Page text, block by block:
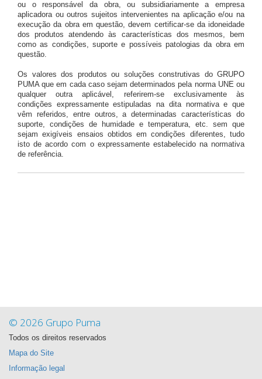
ou o responsável da obra, ou subsidiariamente a empresa
aplicadora ou outros sujeitos intervenientes na aplicação e/ou na
execução da obra em questão, devem certificar-se da idoneidade
dos produtos atendendo às características dos mesmos, bem
como as condições, suporte e possíveis patologias da obra em
questão.
Os valores dos produtos ou soluções construtivas do GRUPO
PUMA que em cada caso sejam determinados pela norma UNE ou
qualquer outra aplicável, referirem-se exclusivamente às
condições expressamente estipuladas na dita normativa e que
vêm referidos, entre outros, a determinadas características do
suporte, condições de humidade e temperatura, etc. sem que
sejam exigíveis ensaios obtidos em condições diferentes, tudo
isto de acordo com o expressamente estabelecido na normativa
de referência.
© 2026 Grupo Puma
Todos os direitos reservados
Mapa do Site
Informação legal